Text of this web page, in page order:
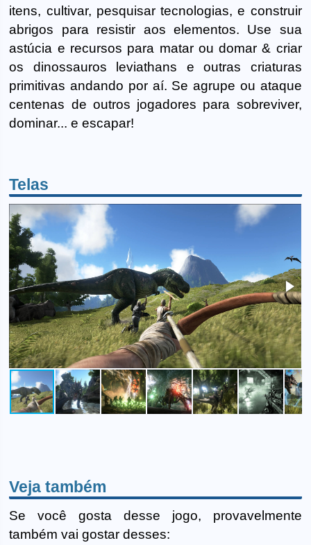
itens, cultivar, pesquisar tecnologias, e construir
abrigos para resistir aos elementos. Use sua
astúcia e recursos para matar ou domar & criar
os dinossauros leviathans e outras criaturas
primitivas andando por aí. Se agrupe ou ataque
centenas de outros jogadores para sobreviver,
dominar... e escapar!
Telas
Veja também
Se você gosta desse jogo, provavelmente
também vai gostar desses: